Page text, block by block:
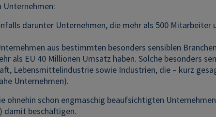
Unternehmen:
darunter Unternehmen, die mehr als 500 Mitarbeiter
aus bestimmten besonders sensiblen
als EU 40 Millionen Umsatz haben. Solche besonders
Lebensmittelindustrie sowie Industrien, die – kurz
Unternehmen).
ohnehin schon engmaschig beaufsichtigten
damit beschäftigen.